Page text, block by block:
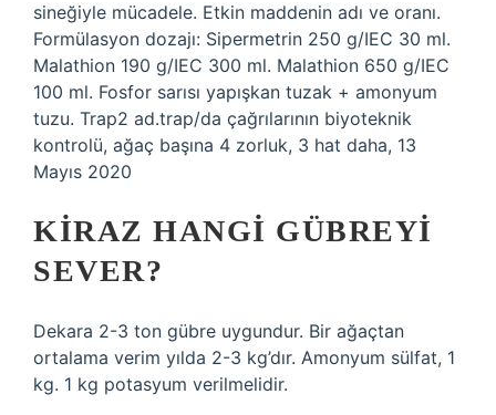
sineğiyle mücadele. Etkin maddenin adı ve oranı.
Formülasyon dozajı: Sipermetrin 250 g/IEC 30 ml.
Malathion 190 g/IEC 300 ml. Malathion 650 g/IEC
100 ml. Fosfor sarısı yapışkan tuzak + amonyum
tuzu. Trap2 ad.trap/da çağrılarının biyoteknik
kontrolü, ağaç başına 4 zorluk, 3 hat daha, 13
Mayıs 2020
KIRAZ HANGI GÜBREYI
SEVER?
Dekara 2-3 ton gübre uygundur. Bir ağaçtan
ortalama verim yılda 2-3 kg’dır. Amonyum sülfat, 1
kg. 1 kg potasyum verilmelidir.